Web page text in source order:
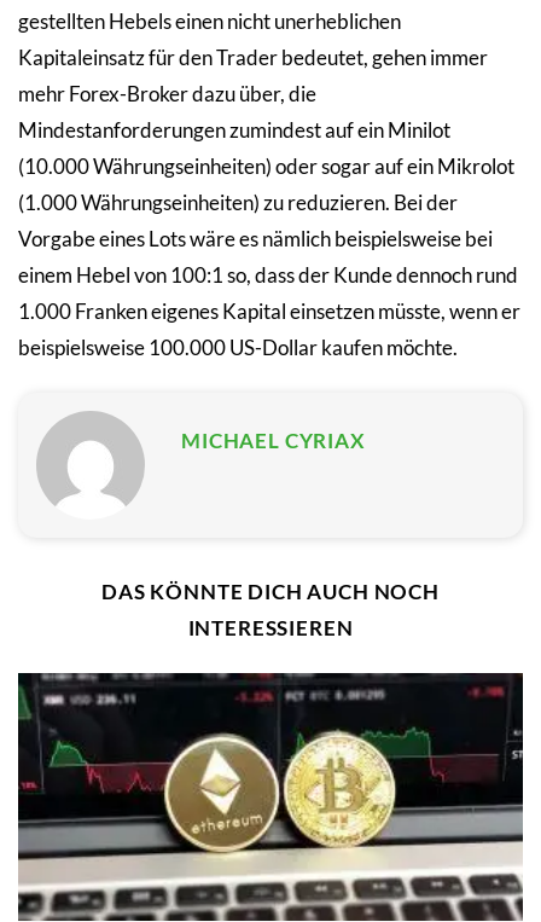
gestellten Hebels einen nicht unerheblichen
Kapitaleinsatz für den Trader bedeutet, gehen immer
mehr Forex-Broker dazu über, die
Mindestanforderungen zumindest auf ein Minilot
(10.000 Währungseinheiten) oder sogar auf ein Mikrolot
(1.000 Währungseinheiten) zu reduzieren. Bei der
Vorgabe eines Lots wäre es nämlich beispielsweise bei
einem Hebel von 100:1 so, dass der Kunde dennoch rund
1.000 Franken eigenes Kapital einsetzen müsste, wenn er
beispielsweise 100.000 US-Dollar kaufen möchte.
MICHAEL CYRIAX
DAS KÖNNTE DICH AUCH NOCH
INTERESSIEREN